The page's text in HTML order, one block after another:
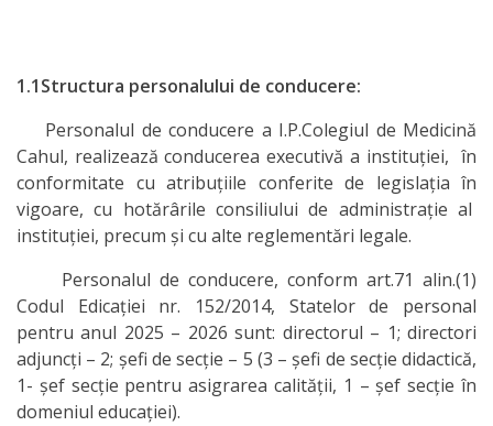
1.1Structura personalului de conducere:
Personalul de conducere a I.P.Colegiul de Medicină
Cahul, realizează conducerea executivă a instituției, în
conformitate cu atribuțiile conferite de legislația în
vigoare, cu hotărârile consiliului de administrație al
instituției, precum și cu alte reglementări legale.
Personalul de conducere, conform art.71 alin.(1)
Codul Edicației nr. 152/2014, Statelor de personal
pentru anul 2025 – 2026 sunt: directorul – 1; directori
adjuncți – 2; șefi de secție – 5 (3 – șefi de secție didactică,
1- șef secție pentru asigrarea calității, 1 – șef secție în
domeniul educației).